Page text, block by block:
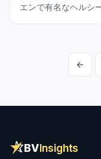
エンで有名なヘルシ
←
BVInsights